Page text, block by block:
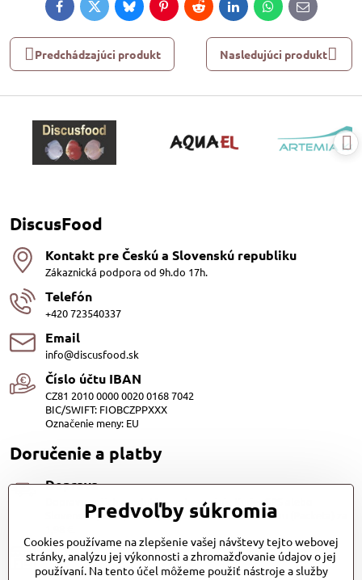
FacebookTwitterBlueskyPinterestRedditLinkedInWhatsApp
E-
mail
Predchádzajúci produkt Nasledujúci produkt
DiscusFood
Kontakt pre Českú a Slovenskú republiku
Zákaznická podpora od 9h.do 17h.
Telefón
+420 723540337
Email
info@discusfood.sk
Číslo účtu IBAN
CZ81 2010 0000 0020 0168 7042
BIC/SWIFT: FIOBCZPPXXX
Označenie meny: EU
Doručenie a platby
Doprava
Dopravu našich produktov zabezpečuje Kurier SPS alebo
Slovenská pošta, cena 3,98 EUR. Alebo Zasilkovňou (Packeta) za
Platby
Dobierkou (1.20EUR)
Predvoľby súkromia
Cookies používame na zlepšenie vašej návštevy tejto webovej
stránky, analýzu jej výkonnosti a zhromažďovanie údajov o jej
používaní. Na tento účel môžeme použiť nástroje a služby